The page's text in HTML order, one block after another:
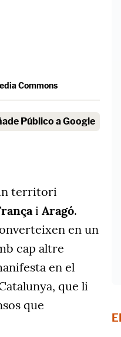
Commons
Público a Google
territori
i Aragó.
en un
cap altre
en el
que li
que